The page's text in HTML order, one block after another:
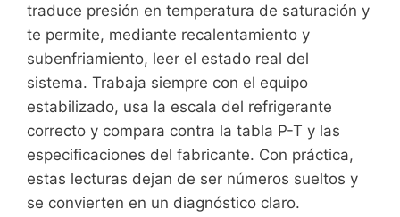
traduce presión en temperatura de saturación y
te permite, mediante recalentamiento y
subenfriamiento, leer el estado real del
sistema. Trabaja siempre con el equipo
estabilizado, usa la escala del refrigerante
correcto y compara contra la tabla P-T y las
especificaciones del fabricante. Con práctica,
estas lecturas dejan de ser números sueltos y
se convierten en un diagnóstico claro.